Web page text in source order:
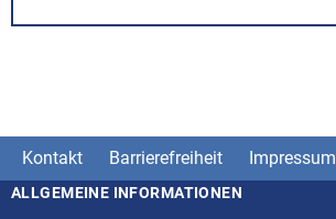
Kontakt Barrierefreiheit Impressum
Seitenstruktur
ALLGEMEINE INFORMATIONEN